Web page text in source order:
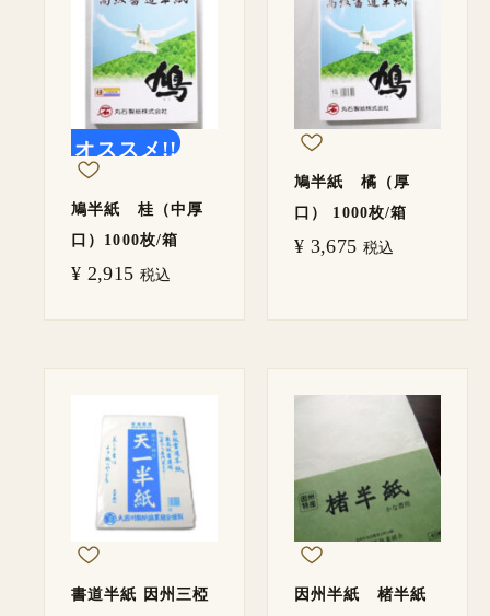
オススメ!!
鳩半紙 桂（中厚
口）1000枚/箱
¥ 2,915 税込
鳩半紙 橘（厚
口） 1000枚/箱
¥ 3,675 税込
書道半紙 因州三椏
因州半紙 楮半紙